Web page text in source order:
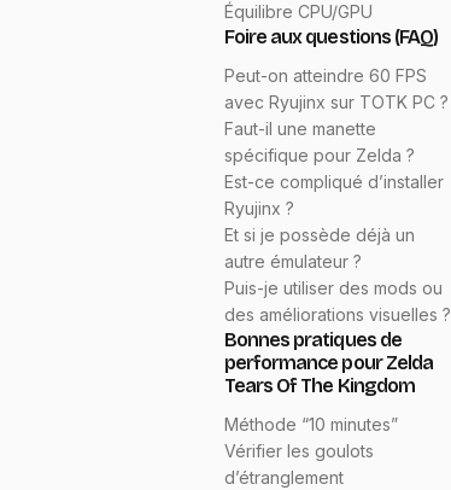
Équilibre CPU/GPU
Foire aux questions (FAQ)
Peut-on atteindre 60 FPS
avec Ryujinx sur TOTK PC ?
Faut-il une manette
spécifique pour Zelda ?
Est-ce compliqué d’installer
Ryujinx ?
Et si je possède déjà un
autre émulateur ?
Puis-je utiliser des mods ou
des améliorations visuelles ?
Bonnes pratiques de
performance pour Zelda
Tears Of The Kingdom
Méthode “10 minutes”
Vérifier les goulots
d’étranglement